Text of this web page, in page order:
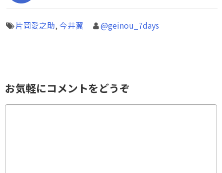
片岡愛之助, 今井翼 @geinou_7days
お気軽にコメントをどうぞ